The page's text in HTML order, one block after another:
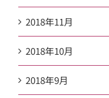
2018年11月
2018年10月
2018年9月